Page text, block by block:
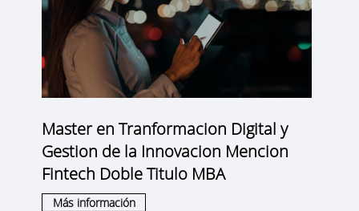
Master en Tranformacion Digital y
Gestion de la Innovacion Mencion
Fintech Doble Titulo MBA
Más información